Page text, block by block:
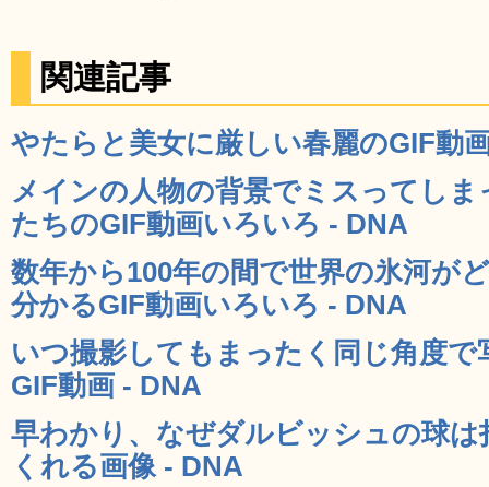
関連記事
やたらと美女に厳しい春麗のGIF動
メインの人物の背景でミスってし
たちのGIF動画いろいろ - DNA
数年から100年の間で世界の氷河が
分かるGIF動画いろいろ - DNA
いつ撮影してもまったく同じ角度
GIF動画 - DNA
早わかり、なぜダルビッシュの球
くれる画像 - DNA